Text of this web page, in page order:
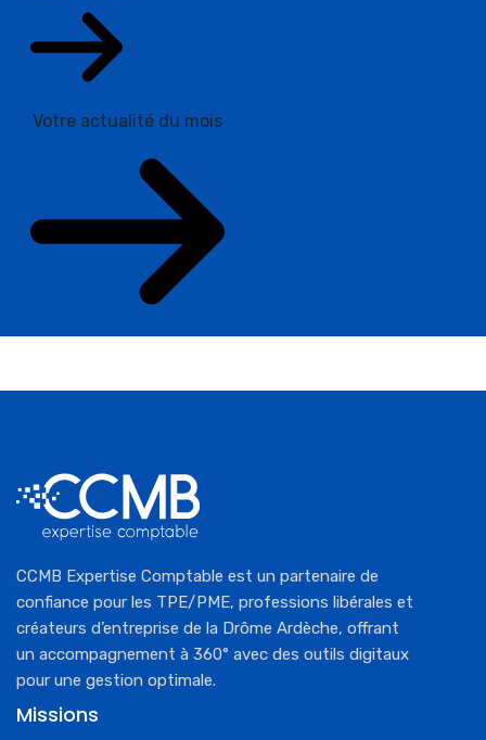
Votre actualité du mois
CCMB Expertise Comptable est un partenaire de
confiance pour les TPE/PME, professions libérales et
créateurs d’entreprise de la Drôme Ardèche, offrant
un accompagnement à 360° avec des outils digitaux
pour une gestion optimale.
Missions